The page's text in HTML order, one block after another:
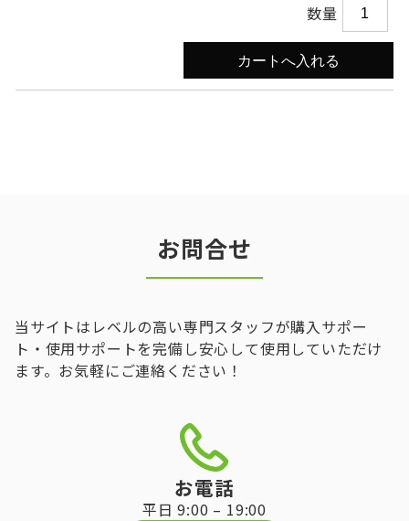
数量
お問合せ
当サイトはレベルの高い専門スタッフが購入サポー
ト・使用サポートを完備し安心して使用していただけ
ます。お気軽にご連絡ください！
お電話
平日 9:00 – 19:00